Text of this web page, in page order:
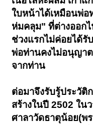
ใบหน้าได้เหมือนพ่
ห่มคลุม" ที่ต่างออก
ช่วงแรกไม่ค่อยได้รั
พ่อท่านคงไม่อนุญาต
จากท่าน
ต่อมาจึงรับรู้ประวัติ
สร้างในปี 2502 ใน
ศาลาวัดธาตุน้อย(พ